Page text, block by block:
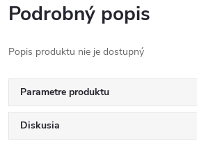
Podrobný popis
Popis produktu nie je dostupný
Parametre produktu
Diskusia